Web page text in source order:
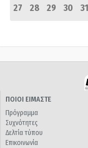
27
28 29 30 31
ΠΟΙΟΙ ΕΙΜΑΣΤΕ
Πρόγραμμα
Συχνότητες
Δελτία τύπου
Επικοινωνία